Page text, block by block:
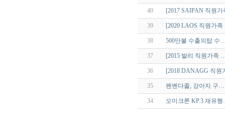
40 [2017 SAIPAN 직원
39 [2020 LAOS 직원가
38 500만불 수출의탑 수
37 [2015 발리 직원가족
36 [2018 DANAGG 직
35 펜벤다졸, 강아지 구…
34 오미크론 KP.3 재유